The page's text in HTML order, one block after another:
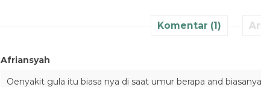
Komentar (1)
Afriansyah
Oenyakit gula itu biasa nya di saat umur berapa and